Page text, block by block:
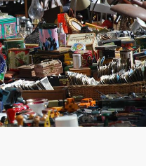
Exposants : inscriptions